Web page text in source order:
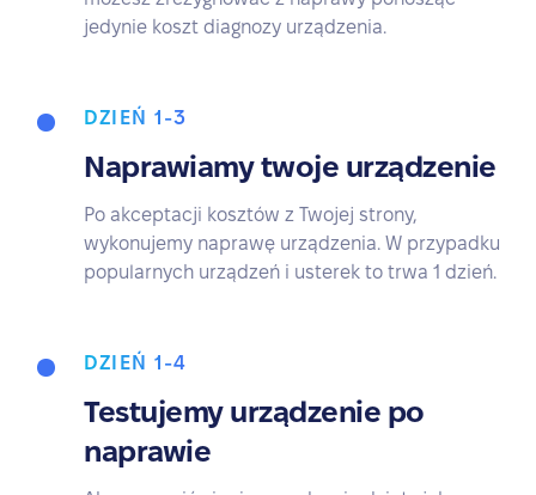
jedynie koszt diagnozy urządzenia.
DZIEŃ 1-3
Naprawiamy twoje urządzenie
Po akceptacji kosztów z Twojej strony,
wykonujemy naprawę urządzenia. W przypadku
popularnych urządzeń i usterek to trwa 1 dzień.
DZIEŃ 1-4
Testujemy urządzenie po
naprawie